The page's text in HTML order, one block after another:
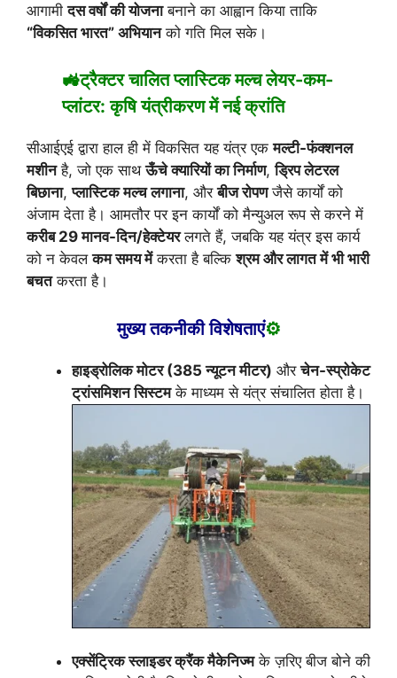
आगामीदस वर्षों की योजनाबनाने का आह्वान किया ताकि
“विकसित भारत” अभियानको गति मिल सके।
🚜ट्रैक्टर चालित प्लास्टिक मल्च लेयर-कम-
प्लांटर: कृषि यंत्रीकरण में नई क्रांति
सीआईएई द्वारा हाल ही में विकसित यह यंत्र एकमल्टी-फंक्शनल
मशीनहै, जो एक साथऊँचे क्यारियों का निर्माण,ड्रिप लेटरल
बिछाना,प्लास्टिक मल्च लगाना, औरबीज रोपणजैसे कार्यों को
अंजाम देता है। आमतौर पर इन कार्यों को मैन्युअल रूप से करने में
करीब 29 मानव-दिन/हेक्टेयरलगते हैं, जबकि यह यंत्र इस कार्य
को न केवलकम समय मेंकरता है बल्किश्रम और लागत में भी भारी
बचतकरता है।
मुख्य तकनीकी विशेषताएं⚙️
हाइड्रोलिक मोटर (385 न्यूटन मीटर) औरचेन-स्प्रोकेट
ट्रांसमिशन सिस्टमके माध्यम से यंत्र संचालित होता है।
एक्सेंट्रिक स्लाइडर क्रैंक मैकेनिज्मके ज़रिए बीज बोने की